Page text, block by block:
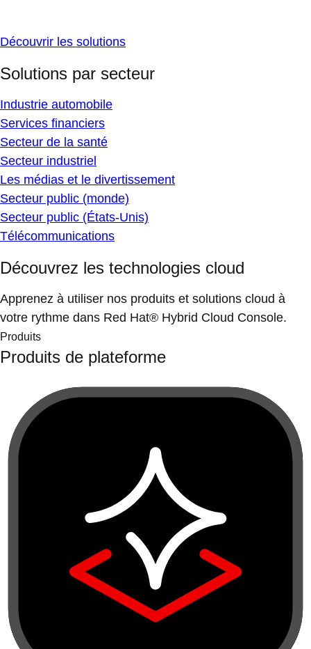
Découvrir les solutions
Solutions par secteur
Industrie automobile
Services financiers
Secteur de la santé
Secteur industriel
Les médias et le divertissement
Secteur public (monde)
Secteur public (États-Unis)
Télécommunications
Découvrez les technologies cloud
Apprenez à utiliser nos produits et solutions cloud à
votre rythme dans Red Hat® Hybrid Cloud Console.
Produits
Produits de plateforme